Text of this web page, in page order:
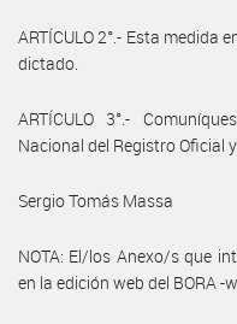
ARTÍCULO 2°.- Esta medida
dictado.
ARTÍCULO 3°.-
Nacional del Registro Oficial
Sergio Tomás Massa
NOTA: El/los Anexo/s que
en la edición web del BORA